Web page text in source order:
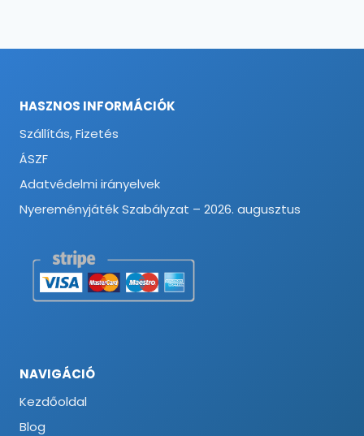
HASZNOS INFORMÁCIÓK
Szállítás, Fizetés
ÁSZF
Adatvédelmi irányelvek
Nyereményjáték Szabályzat – 2026. augusztus
NAVIGÁCIÓ
Kezdőoldal
Blog